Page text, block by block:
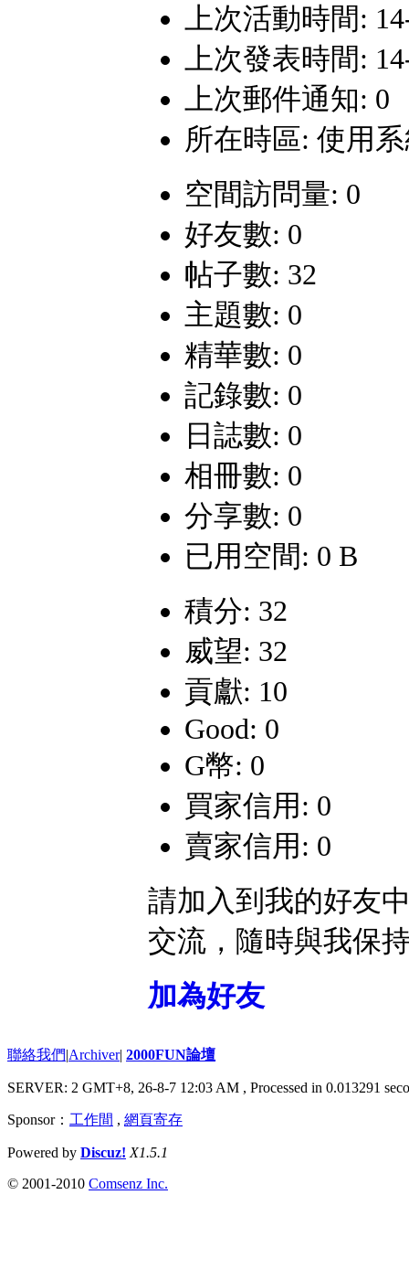
上次活動時間:
上次發表時間:
上次郵件通知: 0
所在時區: 使用
空間訪問量: 0
好友數: 0
帖子數: 32
主題數: 0
精華數: 0
記錄數: 0
日誌數: 0
相冊數: 0
分享數: 0
已用空間: 0 B
積分: 32
威望: 32
貢獻: 10
Good: 0
G幣: 0
買家信用: 0
賣家信用: 0
請加入到我的好友
交流，隨時與我保
加為好友
聯絡我們|Archiver| 2000FUN論壇
SERVER: 2 GMT+8, 26-8-7 12:03 AM , Processed in 0.013291
Sponsor： 工作間 , 網頁寄存
Powered by Discuz! X1.5.1
© 2001-2010 Comsenz Inc.